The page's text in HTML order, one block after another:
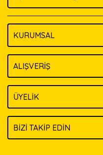
KURUMSAL
ALIŞVERİŞ
ÜYELİK
BİZİ TAKİP EDİN